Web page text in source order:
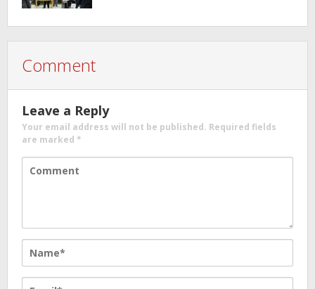
Comment
Leave a Reply
Your email address will not be published. Required fields
are marked *